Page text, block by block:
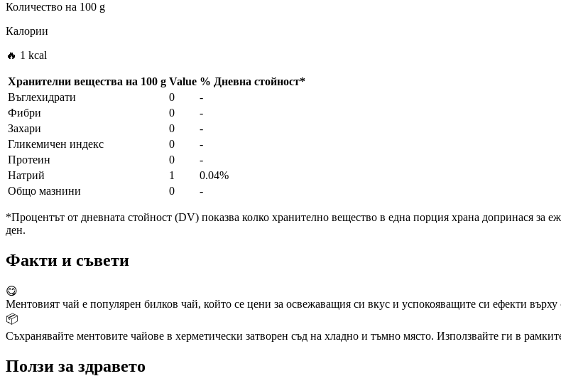
Количество на 100 g
Калории
🔥 1 kcal
Хранителни вещества на 100 g Value % Дневна стойност*
Въглехидрати
0
-
Фибри
0
-
Захари
0
-
Гликемичен индекс
0
-
Протеин
0
-
Натрий
1
0.04%
Общо мазнини
0 -
*Процентът от дневната стойност (DV) показва колко хранително вещество в една порция храна допринася за
ден.
Факти и съвети
😋
Ментовият чай е популярен билков чай, който се цени за освежаващия си вкус и успокояващите си ефекти върху
📦
Съхранявайте ментовите чайове в херметически затворен съд на хладно и тъмно място. Използвайте ги в
Ползи за здравето